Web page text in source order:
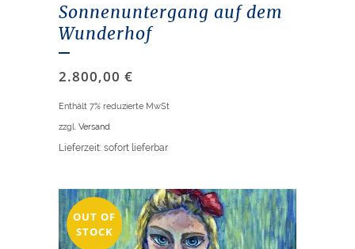
Sonnenuntergang auf dem
Wunderhof
2.800,00 €
Enthält 7% reduzierte MwSt
zzgl. Versand
Lieferzeit: sofort lieferbar
OUT OF
STOCK